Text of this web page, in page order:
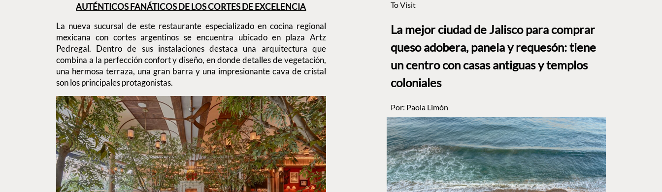
AUTÉNTICOS FANÁTICOS DE LOS CORTES DE EXCELENCIA
La nueva sucursal de este restaurante especializado en cocina regional
mexicana con cortes argentinos se encuentra ubicado en plaza Artz
Pedregal. Dentro de sus instalaciones destaca una arquitectura que
combina a la perfección confort y diseño, en donde detalles de vegetación,
una hermosa terraza, una gran barra y una impresionante cava de cristal
son los principales protagonistas.
To Visit
La mejor ciudad de Jalisco para comprar
queso adobera, panela y requesón: tiene
un centro con casas antiguas y templos
coloniales
Por: Paola Limón